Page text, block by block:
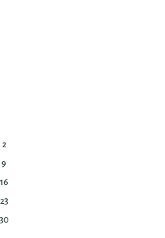
2
9
16
23
30